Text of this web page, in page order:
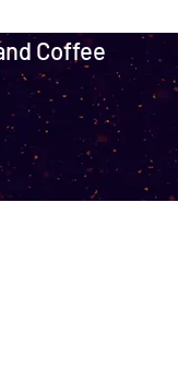
Coffee